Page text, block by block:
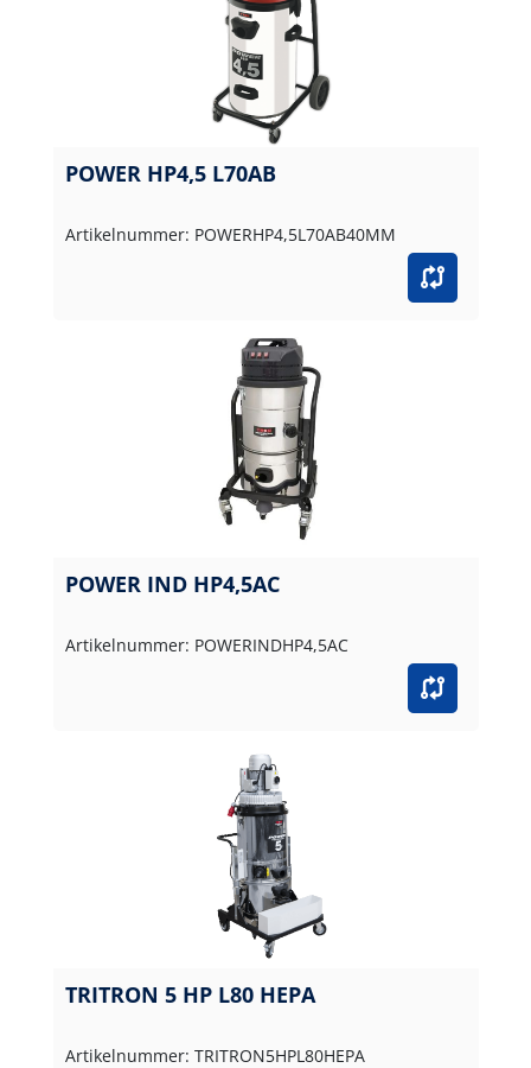
POWER HP4,5 L70AB
Artikelnummer: POWERHP4,5L70AB40MM
POWER IND HP4,5AC
Artikelnummer: POWERINDHP4,5AC
TRITRON 5 HP L80 HEPA
Artikelnummer: TRITRON5HPL80HEPA